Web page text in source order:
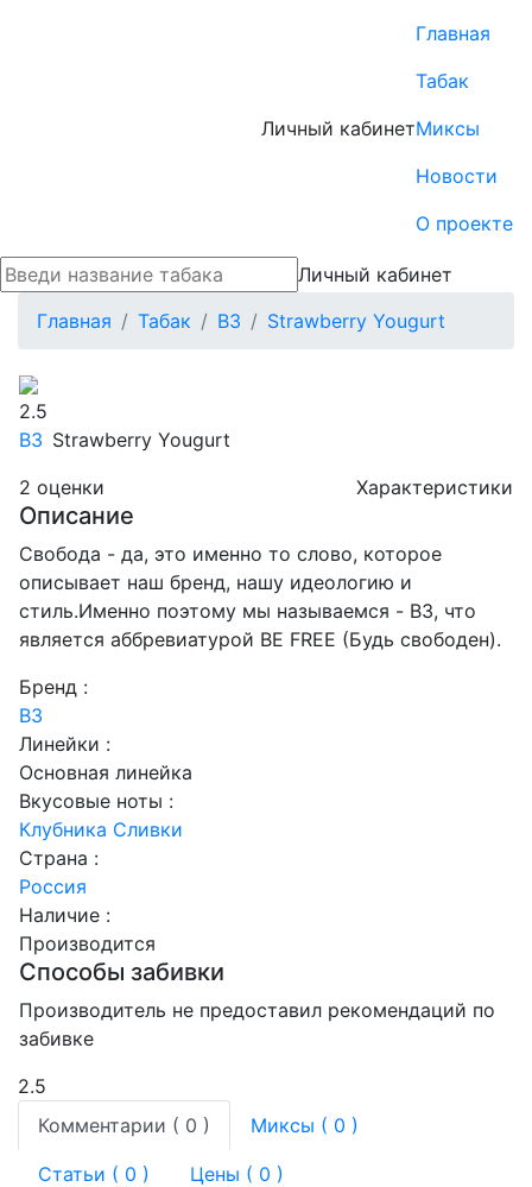
Личный кабинет
Главная
Табак
Миксы
Новости
О проекте
Личный кабинет
Главная
Табак B3 Strawberry Yougurt
2.5
B3 Strawberry Yougurt
2 оценки Характеристики
Описание
Свобода - да, это именно то слово, которое
описывает наш бренд, нашу идеологию и
стиль.Именно поэтому мы называемся - B3, что
является аббревиатурой BE FREE (Будь свободен).
Бренд :
B3
Линейки :
Основная линейка
Вкусовые ноты :
Клубника Сливки
Страна :
Россия
Наличие :
Производится
Способы забивки
Производитель не предоставил рекомендаций по
забивке
2.5
Комментарии ( 0 ) Миксы ( 0 )
Статьи ( 0 ) Цены ( 0 )